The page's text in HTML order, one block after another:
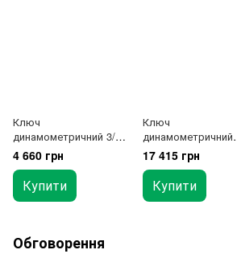
Ключ
динамометричний 3/8
"x400мм (L) 20-100Нм
4 660 грн
Купити
Ключ
динамометричний
3/4"x1090mm(L) 150-
800Nm TOPTUL
ANBV2480
17 415 грн
Купити
Обговорення